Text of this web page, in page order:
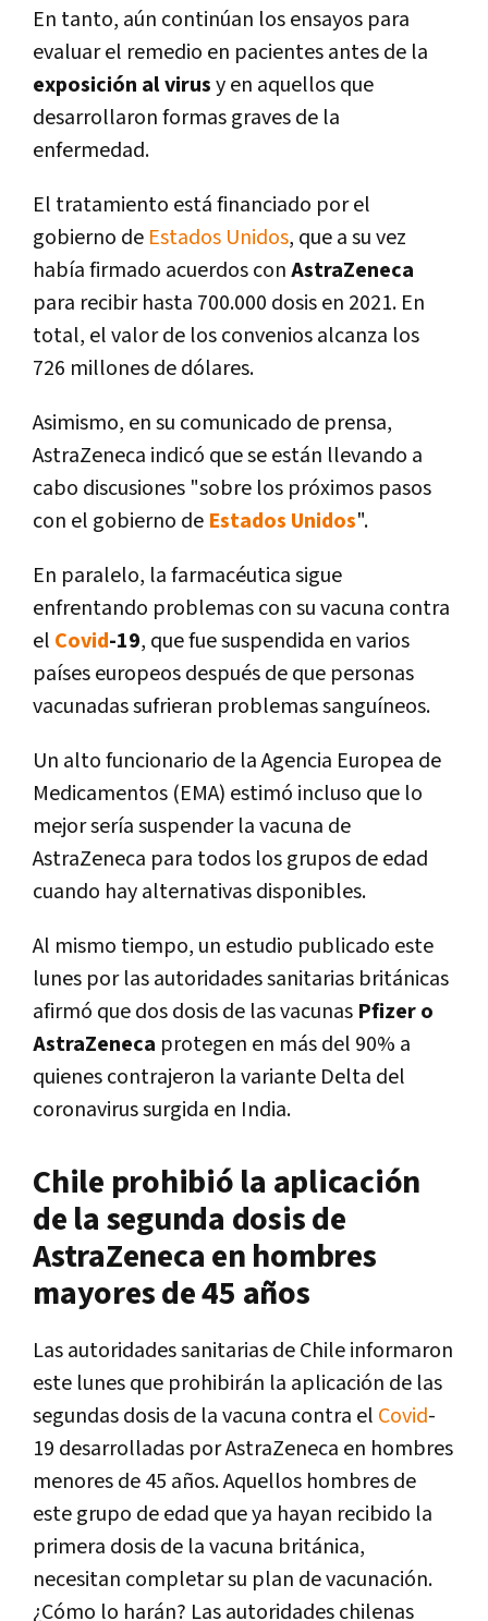
En tanto, aún continúan los ensayos para
evaluar el remedio en pacientes antes de la
exposición al virusy en aquellos que
desarrollaron formas graves de la
enfermedad.
El tratamiento está financiado por el
gobierno de Estados Unidos, que a su vez
había firmado acuerdos conAstraZeneca
para recibir hasta 700.000 dosis en 2021. En
total, el valor de los convenios alcanza los
726 millones de dólares.
Asimismo, en su comunicado de prensa,
AstraZeneca indicó que se están llevando a
cabo discusiones "sobre los próximos pasos
con el gobierno de Estados Unidos".
En paralelo, la farmacéutica sigue
enfrentando problemas con su vacuna contra
el Covid-19, que fue suspendida en varios
países europeos después de que personas
vacunadas sufrieran problemas sanguíneos.
Un alto funcionario de la Agencia Europea de
Medicamentos (EMA) estimó incluso que lo
mejor sería suspender la vacuna de
AstraZeneca para todos los grupos de edad
cuando hay alternativas disponibles.
Al mismo tiempo, un estudio publicado este
lunes por las autoridades sanitarias británicas
afirmó que dos dosis de las vacunas Pfizer o
AstraZeneca protegen en más del 90% a
quienes contrajeron la variante Delta del
coronavirus surgida en India.
Chile prohibió la aplicación
de la segunda dosis de
AstraZeneca en hombres
mayores de 45 años
Las autoridades sanitarias de Chile informaron
este lunes que prohibirán la aplicación de las
segundas dosis de la vacuna contra el Covid-
19 desarrolladas por AstraZeneca en hombres
menores de 45 años. Aquellos hombres de
este grupo de edad que ya hayan recibido la
primera dosis de la vacuna británica,
necesitan completar su plan de vacunación.
¿Cómo lo harán? Las autoridades chilenas